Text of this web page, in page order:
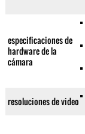
especificaciones de
hardware de la
cámara
resoluciones de video